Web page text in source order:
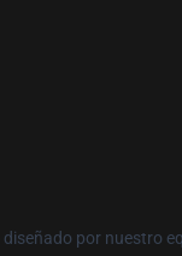
por nuestro